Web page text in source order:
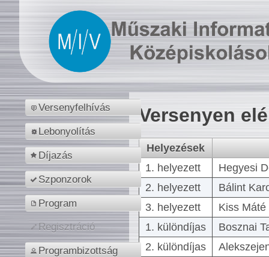
Versenyfelhívás
Lebonyolítás
Díjazás
Szponzorok
Program
Regisztráció
Programbizottság
Versenyen
Helyezések
1. helyezett
Hegyesi
2. helyezett
Bálint
3. helyezett
Kiss
1. különdíjas
Bosznai
2. különdíjas